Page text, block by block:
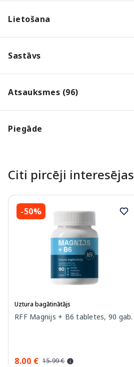
Lietošana
Sastāvs
Atsauksmes (96)
Piegāde
Citi pircēji interesējas
-50%
Uztura bagātinātājs
RFF Magnijs + B6 tabletes, 90 gab.
8.00 € 15.99 €